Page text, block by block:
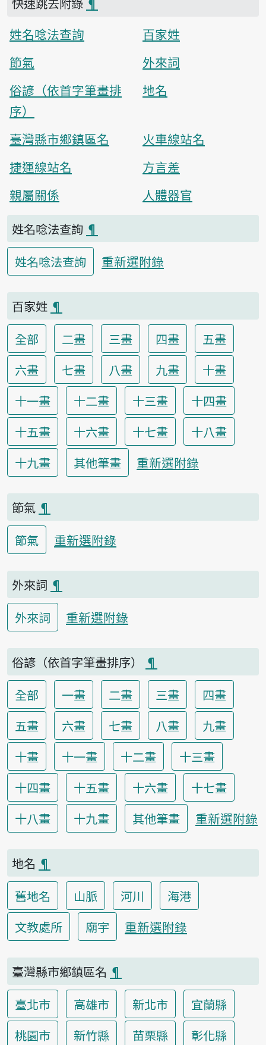
姓名唸法查詢
百家姓
節氣
外來詞
俗諺（依首字筆畫排
序）
地名
臺灣縣市鄉鎮區名
火車線站名
捷運線站名
方言差
親屬關係
人體器官
姓名唸法查詢 ¶
姓名唸法查詢
重新選附錄
百家姓 ¶
全部
二畫 三畫 四畫
五畫
六畫
七畫 八畫 九畫
十畫
十一畫
十二畫 十三畫
十四畫
十五畫
十六畫 十七畫
十八畫
十九畫
其他筆畫 重新選附錄
節氣 ¶
節氣
重新選附錄
外來詞 ¶
外來詞
重新選附錄
俗諺（依首字筆畫排序）
¶
全部
一畫 二畫 三畫
四畫
五畫
六畫 七畫 八畫
九畫
十畫
十一畫 十二畫
十三畫
十四畫
十五畫 十六畫
十七畫
十八畫
十九畫 其他筆畫 重新選附錄
地名 ¶
舊地名
山脈 河川
海港
文教處所
廟宇 重新選附錄
臺灣縣市鄉鎮區名 ¶
臺北市
高雄市 新北市
宜蘭縣
桃園市
新竹縣 苗栗縣
彰化縣